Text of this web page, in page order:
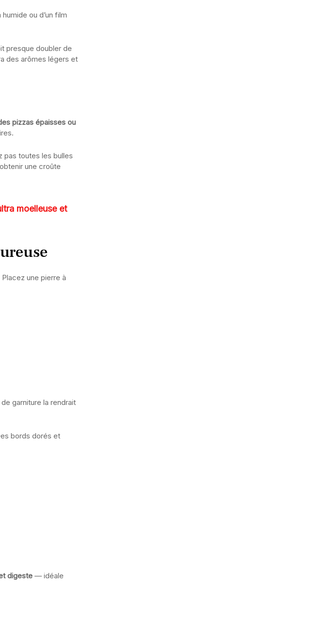
ou d’un film
presque doubler de
des arômes légers et
pizzas épaisses ou
pas toutes les bulles
une croûte
moelleuse et
une pierre à
garniture la rendrait
bords dorés et
digeste — idéale